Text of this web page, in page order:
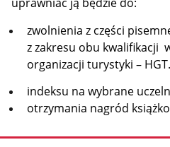
zwolnienia z części
z zakresu obu kwalifikacji
organizacji turystyki –
indeksu na wybrane
otrzymania nagród